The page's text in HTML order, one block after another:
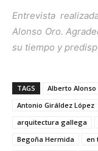
Entrevista
Alonso Oro.
su tiempo y
TAGS Alberto Alonso
Antonio Giráldez López
arquitectura gallega
Begoña Hermida
en